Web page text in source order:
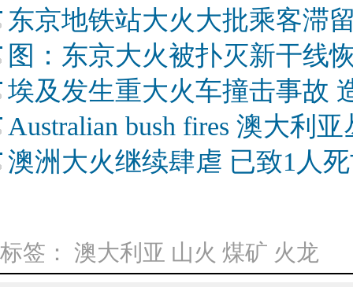
东京地铁站大火大批乘客滞
图：东京大火被扑灭新干线
埃及发生重大火车撞击事故
Australian bush fires 澳大利
澳洲大火继续肆虐 已致1人
标签： 澳大利亚 山火 煤矿 火龙